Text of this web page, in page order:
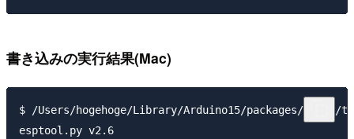
書き込みの実行結果(Mac)
$ /Users/hogehoge/Library/Arduino15/packages/
esptool.py v2.6